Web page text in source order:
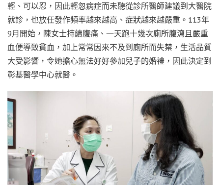
輕、可以忍，因此輕忽病症而未聽從診所醫師建議到大醫院
就診，也放任發作頻率越來越高、症狀越來越嚴重。113年
9月開始，陳女士持續腹痛、一天跑十幾次廁所腹瀉且嚴重
血便導致貧血，加上常常因來不及到廁所而失禁，生活品質
大受影響，令她擔心無法好好參加兒子的婚禮，因此決定到
彰基醫學中心就醫。